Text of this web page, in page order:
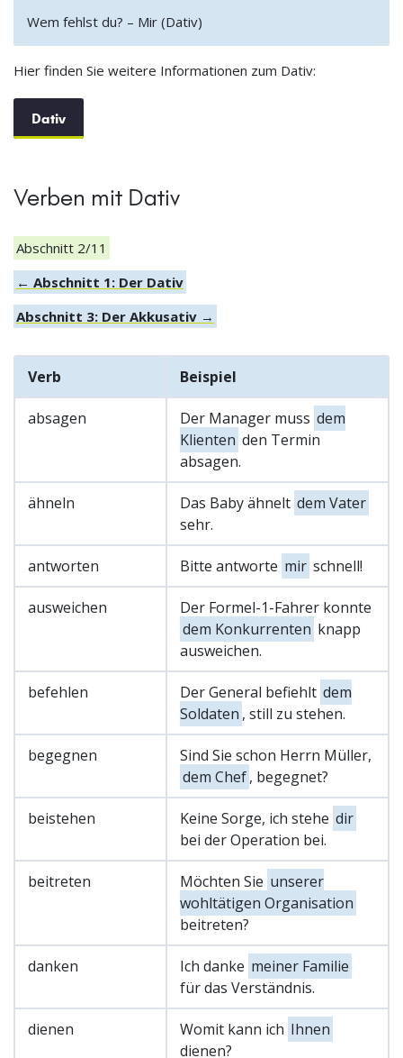
Wem fehlst du? – Mir (Dativ)
Hier finden Sie weitere Informationen zum Dativ:
Dativ
Verben mit Dativ
Abschnitt 2/11
← Abschnitt 1: Der Dativ
Abschnitt 3: Der Akkusativ →
Verb Beispiel
absagen Der Manager muss dem
Klienten den Termin
absagen.
ähneln Das Baby ähnelt dem Vater
sehr.
antworten Bitte antworte mir schnell!
ausweichen
Der Formel-1-Fahrer konnte
dem Konkurrenten knapp
ausweichen.
befehlen Der General befiehlt dem
Soldaten , still zu stehen.
begegnen
Sind Sie schon Herrn Müller,
dem Chef, begegnet?
beistehen Keine Sorge, ich stehe dir
bei der Operation bei.
beitreten Möchten Sie unserer
wohltätigen Organisation
beitreten?
danken Ich danke meiner Familie
für das Verständnis.
dienen Womit kann ich Ihnen
dienen?